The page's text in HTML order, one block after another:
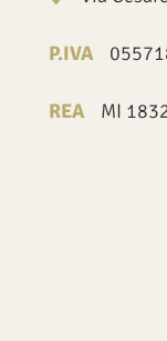
P.IVA
REA MI